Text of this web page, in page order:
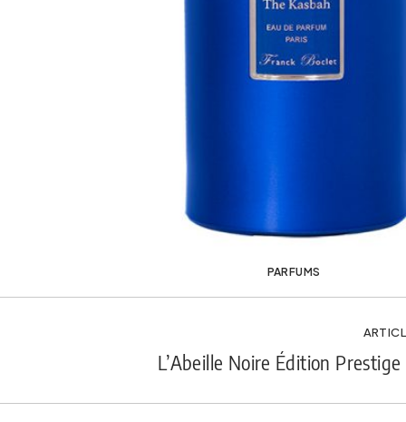
PARFUMS
L’Abeille Noire Édition